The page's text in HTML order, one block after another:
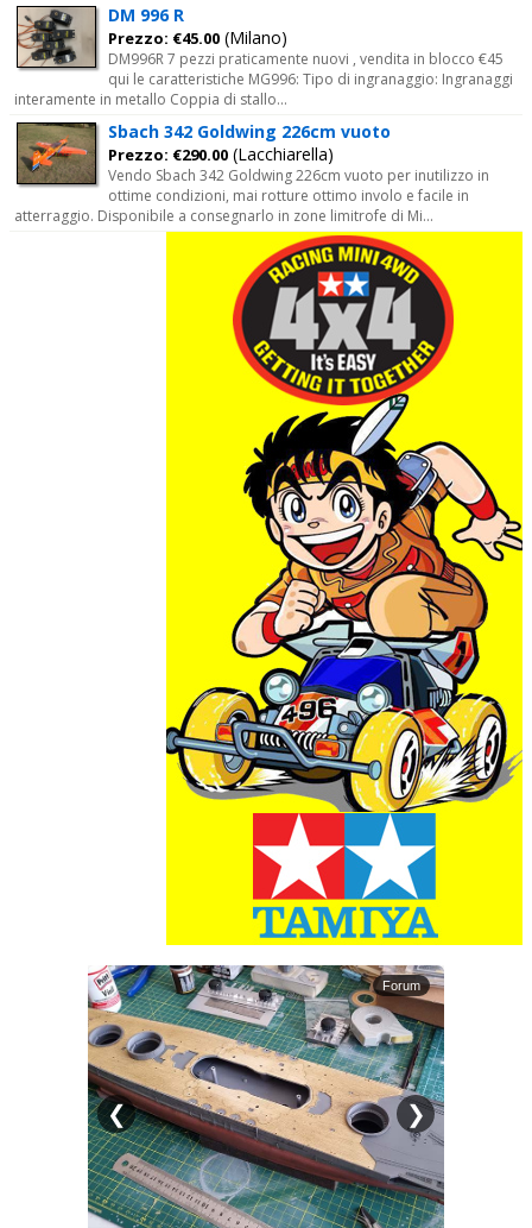
DM 996 R
Prezzo: €45.00 (Milano)
DM996R 7 pezzi praticamente nuovi , vendita in blocco €45
qui le caratteristiche MG996: Tipo di ingranaggio: Ingranaggi
interamente in metallo Coppia di stallo...
Sbach 342 Goldwing 226cm vuoto
Prezzo: €290.00 (Lacchiarella)
Vendo Sbach 342 Goldwing 226cm vuoto per inutilizzo in
ottime condizioni, mai rotture ottimo involo e facile in
atterraggio. Disponibile a consegnarlo in zone limitrofe di Mi...